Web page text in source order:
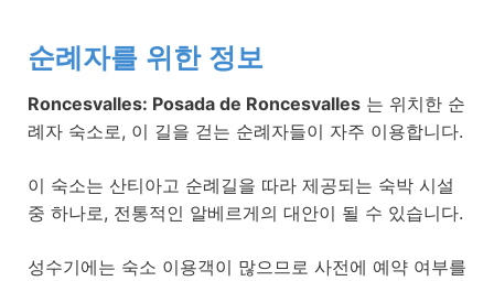
순례자를 위한 정보
Roncesvalles: Posada de Roncesvalles 는 위치한 순
례자 숙소로, 이 길을 걷는 순례자들이 자주 이용합니다.
이 숙소는 산티아고 순례길을 따라 제공되는 숙박 시설
중 하나로, 전통적인 알베르게의 대안이 될 수 있습니다.
성수기에는 숙소 이용객이 많으므로 사전에 예약 여부를